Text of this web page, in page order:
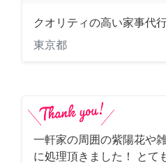
クオリティの高い家事代
東京都
一軒家の周囲の紫陽花や
に処理頂きました！ と